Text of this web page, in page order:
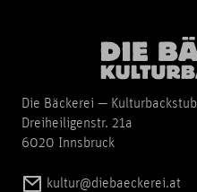
Die Bäckerei —
Dreiheiligenstr. 21a
6020 Innsbruck
kultur@diebaeckerei.at